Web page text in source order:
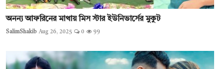
অনন্য আফরিনের মাথায় মিস স্টার ইউনিভার্সের মুকুট
SalimShakib Aug 26, 2025 0 99